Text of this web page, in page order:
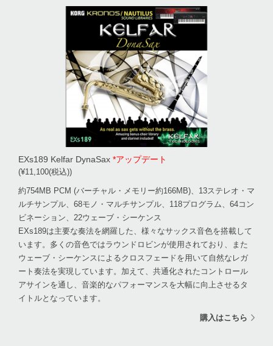
EXs189 Kelfar DynaSax *アップデート
(¥11,100(税込))
約754MB PCM (バーチャル・メモリー約166MB)、13ステレオ・マ
ルチサンプル、68モノ・マルチサンプル、118プログラム、64コン
ビネーション、22ウェーブ・シーケンス
EXs189は主要な奏法を網羅した、様々なサックス音色を搭載して
います。多くの音色ではラウンドロビンが使用されており、また
ウェーブ・シーケンスによるクロスフェードを用いて自然なレガ
ート奏法を実現しています。加えて、共通化されたコントロール
アサインを通し、音楽的なパフォーマンスを大幅に向上させるタ
イトルとなっています。
購入はこちら